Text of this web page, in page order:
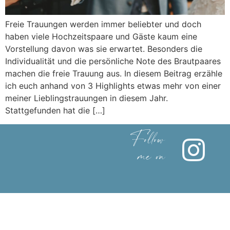
Freie Trauungen werden immer beliebter und doch
haben viele Hochzeitspaare und Gäste kaum eine
Vorstellung davon was sie erwartet. Besonders die
Individualität und die persönliche Note des Brautpaares
machen die freie Trauung aus. In diesem Beitrag erzähle
ich euch anhand von 3 Highlights etwas mehr von einer
meiner Lieblingstrauungen in diesem Jahr.
Stattgefunden hat die […]
Follow
me on